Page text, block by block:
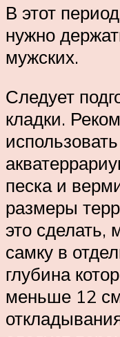
В этот
нужно
мужских.
Следует
кладки.
песка и
размеры
это сделать,
самку в
глубина
меньше 12